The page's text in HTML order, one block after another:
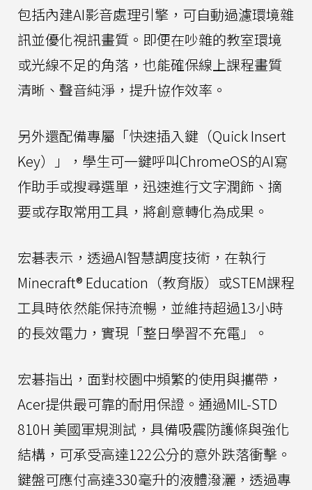
包括內建AI影音處理引擎，可自動過濾環境雜
訊並優化視訊畫質。即便在吵雜的教室環境
或光線不足的角落，也能確保線上課程畫質
清晰、聲音純淨，提升協作效率。
另外還配備專屬「快速插入鍵（Quick Insert
Key）」，學生可一鍵呼叫ChromeOS的AI寫
作助手或搜尋選單，迅速進行文字潤飾、摘
要或存取常用工具，將創意轉化為成果。
宏碁表示，透過AI智慧調度技術，在執行
Minecraft® Education（教育版）或STEM課程
工具時依然能保持流暢，並維持超過13小時
的長效電力，實現「整日學習不充電」。
宏碁指出，面對校園中頻繁的使用與攜帶，
Acer提供最可靠的耐用保證。通過MIL-STD
810H 美國軍規測試，具備吸震防護條與強化
結構，可承受高達122公分的意外跌落衝擊。
鍵盤可應付高達330毫升的液體潑灑，透過專